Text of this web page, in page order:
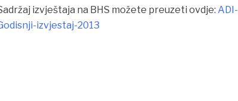
izvještaja na BHS možete preuzeti ovdje:ADI-
izvjestaj-2013